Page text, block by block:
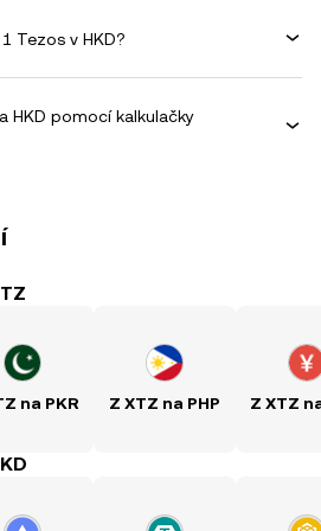
Tezos v HKD?
HKD pomocí kalkulačky
na PKR Z XTZ na PHP Z XTZ